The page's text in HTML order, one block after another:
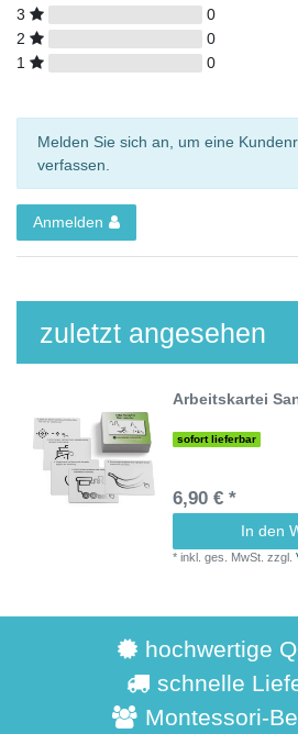
3
0
2
0
1
0
Melden Sie sich an, um eine
verfassen.
Anmelden
zuletzt angesehen
Arbeitskartei
sofort lieferbar
6,90 € *
In den
*inkl. ges. MwSt. zzgl.
hochwertige
schnelle
Montessori-